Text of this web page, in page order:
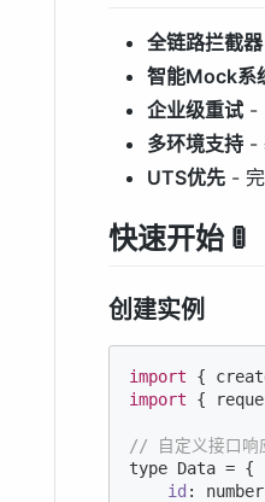
全链路拦截器
智能Mock系
企业级重试 -
多环境支持 -
UTS优先 -
快速开始 🚦
创建实例
import {
import {
// 自定义接口响
type Data = {
id : number